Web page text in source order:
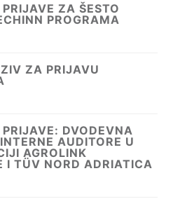
ZA ŠESTO
PROGRAMA
ZA PRIJAVU
PRIJAVE: DVODEVNA
AUDITORE U
AGROLINK
I TÜV NORD ADRIATICA